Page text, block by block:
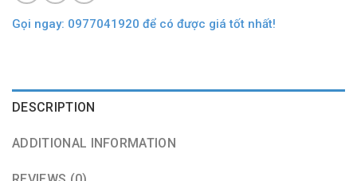
Gọi ngay: 0977041920 để có được giá tốt nhất!
DESCRIPTION
ADDITIONAL INFORMATION